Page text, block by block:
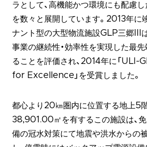
ラとして、高機能かつ環境にも配慮
を数々と展開しています。2013年に
ナント型の大型物流施設GLP三郷III
事業の継続性・効率性を実現した最
ることを評価され、2014年に「
for Excellence」を受賞しました。
都心より20㎞圏内に位置する地上5
38,901.00㎡を有するこの施設は、免
備の冠水対策にて地震や洪水からの